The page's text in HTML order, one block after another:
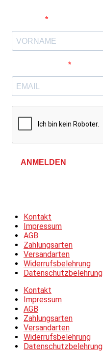
ANMELDEN
Kontakt
Impressum
AGB
Zahlungsarten
Versandarten
Widerrufsbelehrung
Datenschutzbelehrung
Kontakt
Impressum
AGB
Zahlungsarten
Versandarten
Widerrufsbelehrung
Datenschutzbelehrung